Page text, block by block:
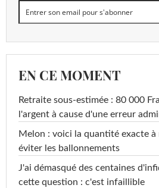
EN CE MOMENT
Retraite sous-estimée : 80 000
l'argent à cause d'une erreur
Melon : voici la quantité exacte à
éviter les ballonnements
J'ai démasqué des centaines
cette question : c'est infaillible